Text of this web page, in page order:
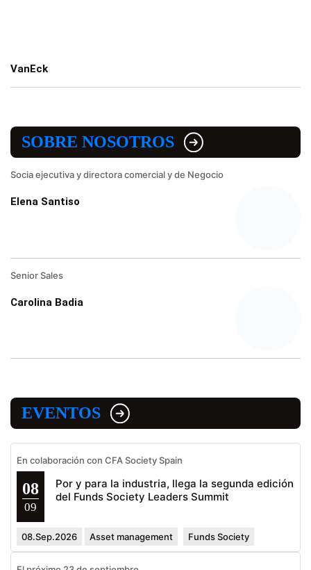
VanEck
SOBRE NOSOTROS
Socia ejecutiva y directora comercial y de Negocio
Elena Santiso
Senior Sales
Carolina Badia
EVENTOS
En colaboración con CFA Society Spain
08
09
Por y para la industria, llega la segunda edición
del Funds Society Leaders Summit
08.Sep.2026 Asset management Funds Society